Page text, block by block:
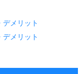
メリット
メリット